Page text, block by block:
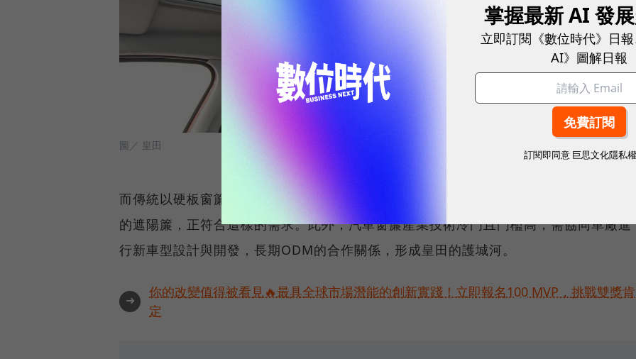
圖／ 皇田
而傳統以硬板窗簾已無法適用於全景式天窗設計，皇田的無皺摺材料、弧內管滾動設計
的遮陽簾，正符合這樣的需求。此外，汽車窗簾產業技術冷門且門檻高，需協同車廠進
行新車型設計與開發，長期ODM的合作關係，形成皇田的護城河。
➜
你的改變值得被看見🔥最具全球市場潛能的創新實踐！立即報名100 MVP，挑戰雙獎肯
定
掌握最新 AI 發
立即訂閱《數位時代》日
AI》圖解日報
訂閱即同意 巨思文化隱私